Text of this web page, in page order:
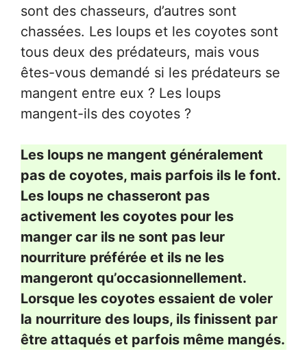
sont des chasseurs, d’autres sont
chassées. Les loups et les coyotes sont
tous deux des prédateurs, mais vous
êtes-vous demandé si les prédateurs se
mangent entre eux ? Les loups
mangent-ils des coyotes ?
Les loups ne mangent généralement
pas de coyotes, mais parfois ils le font.
Les loups ne chasseront pas
activement les coyotes pour les
manger car ils ne sont pas leur
nourriture préférée et ils ne les
mangeront qu’occasionnellement.
Lorsque les coyotes essaient de voler
la nourriture des loups, ils finissent par
être attaqués et parfois même mangés.